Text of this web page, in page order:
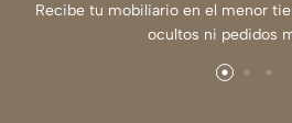
Recibe tu mobiliario en el menor
ocultos ni pedidos